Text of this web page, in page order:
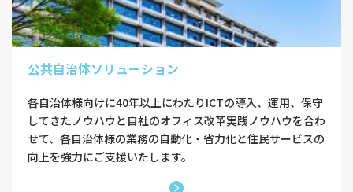
公共自治体ソリューション
各自治体様向けに40年以上にわたりICTの導入、運用、保守
してきたノウハウと自社のオフィス改革実践ノウハウを合わ
せて、各自治体様の業務の自動化・省力化と住民サービスの
向上を強力にご支援いたします。